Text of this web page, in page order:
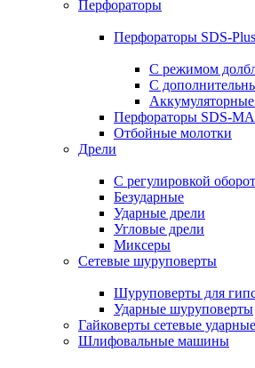
Перфораторы
Перфораторы SDS-Plus
С режимом
С
Перфораторы SDS-
Отбойные молотки
Дрели
С регулировкой
Безударные
Ударные дрели
Угловые дрели
Миксеры
Сетевые шуруповерты
Шуруповерты для
Ударные шуруповерты
Гайковерты сетевые ударные
Шлифовальные машины